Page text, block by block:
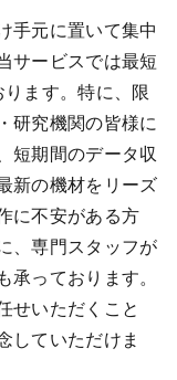
手元に置いて集中
サービスでは最短
ます。特に、限
研究機関の皆様に
短期間のデータ収
新の機材をリーズ
に不安がある方
、専門スタッフが
っております。
せいただくこと
していただけま